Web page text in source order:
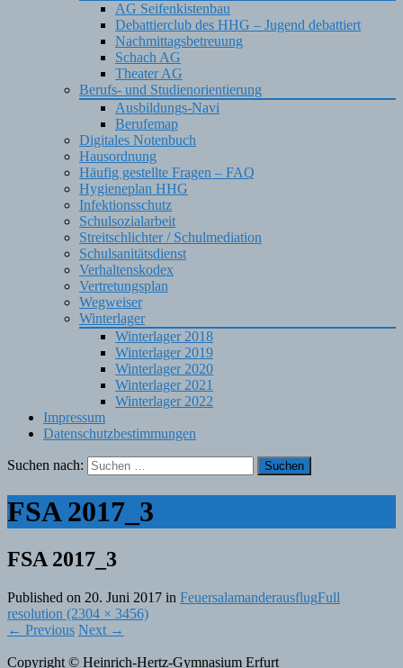
AG Seifenkistenbau
Debattierclub des HHG – Jugend debattiert
Nachmittagsbetreuung
Schach AG
Theater AG
Berufs- und Studienorientierung
Ausbildungs-Navi
Berufemap
Digitales Notenbuch
Hausordnung
Häufig gestellte Fragen – FAQ
Hygieneplan HHG
Infektionsschutz
Schulsozialarbeit
Streitschlichter / Schulmediation
Schulsanitätsdienst
Verhaltenskodex
Vertretungsplan
Wegweiser
Winterlager
Winterlager 2018
Winterlager 2019
Winterlager 2020
Winterlager 2021
Winterlager 2022
Impressum
Datenschutzbestimmungen
Suchen nach:
FSA 2017_3
FSA 2017_3
Published on 20. Juni 2017 in FeuersalamanderausflugFull
resolution (2304 × 3456)
← Previous Next →
Copyright © Heinrich-Hertz-Gymnasium Erfurt